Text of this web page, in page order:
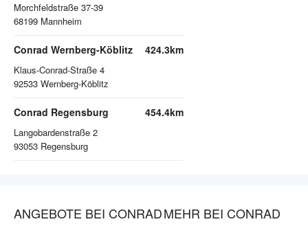
Morchfeldstraße 37-39
68199 Mannheim
Conrad Wernberg-Köblitz
Klaus-Conrad-Straße 4
92533 Wernberg-Köblitz
424.3km
Conrad Regensburg
Langobardenstraße 2
93053 Regensburg
454.4km
ANGEBOTE BEI CONRADMEHR BEI CONRAD